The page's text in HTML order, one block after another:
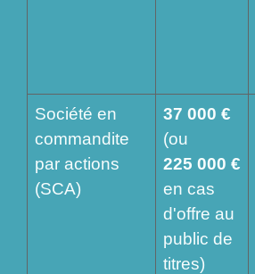
Société en
commandite
par actions
(SCA)
37 000 €
(ou
225 000 €
en cas
d'offre au
public de
titres)